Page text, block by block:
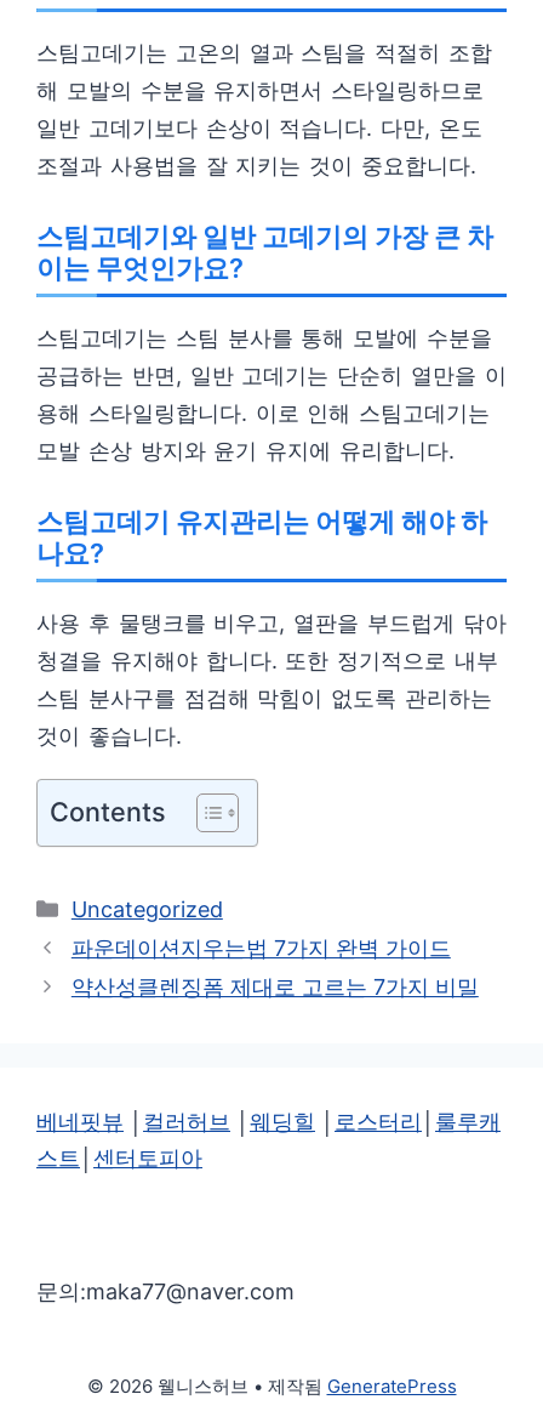
스팀고데기는 고온의 열과 스팀을 적절히 조합
해 모발의 수분을 유지하면서 스타일링하므로
일반 고데기보다 손상이 적습니다. 다만, 온도
조절과 사용법을 잘 지키는 것이 중요합니다.
스팀고데기와 일반 고데기의 가장 큰 차
이는 무엇인가요?
스팀고데기는 스팀 분사를 통해 모발에 수분을
공급하는 반면, 일반 고데기는 단순히 열만을 이
용해 스타일링합니다. 이로 인해 스팀고데기는
모발 손상 방지와 윤기 유지에 유리합니다.
스팀고데기 유지관리는 어떻게 해야 하
나요?
사용 후 물탱크를 비우고, 열판을 부드럽게 닦아
청결을 유지해야 합니다. 또한 정기적으로 내부
스팀 분사구를 점검해 막힘이 없도록 관리하는
것이 좋습니다.
Contents
카
테
리
Uncategorized
파운데이션지우는법 7가지 완벽 가이드
약산성클렌징폼 제대로 고르는 7가지 비밀
베네핏뷰 컬러허브 웨딩힐 로스터리
룰루캐
스트
센터토피아
문의:maka77@naver.com
© 2026 웰니스허브 • 제작됨 GeneratePress